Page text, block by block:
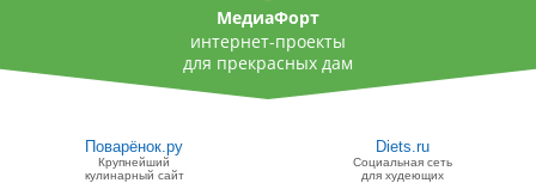
МедиаФорт
интернет-проекты
для прекрасных дам
Поварёнок.ру
Крупнейший
кулинарный сайт
Diets.ru
Социальная сеть
для худеющих